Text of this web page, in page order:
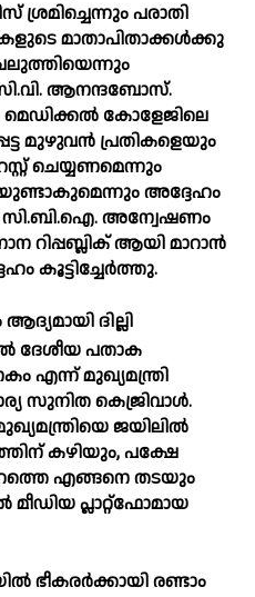
പരാതി
മാതാപിതാക്കള്‍ക്കു
ആനന്ദബോസ്.
കോളേജിലെ
മുഴുവന്‍ പ്രതികളെയും
ചെയ്യണമെന്നും
അദ്ദേഹം
സി.ബി.ഐ. അന്വേഷണം
റിപ്പബ്ലിക് ആയി മാറാന്‍
കൂട്ടിച്ചേര്‍ത്തു.
ദില്ലി
ദേശീയ പതാക
എന്ന് മുഖ്യമന്ത്രി
സുനിത കെജ്രിവാള്‍.
ജയിലില്‍
കഴിയും, പക്ഷേ
എങ്ങനെ തടയും
പ്ലാറ്റ്ഫോമായ
ഭീകരര്‍ക്കായി രണ്ടാം